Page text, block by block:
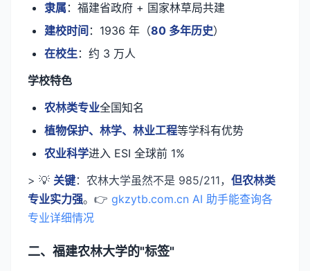
隶属 ：福建省政府 + 国家林草局共建
建校时间 ：1936 年（80 多年历史）
在校生：约 3 万人
学校特色
农林类专业全国知名
植物保护、林学、林业工程等学科有优势
农业科学进入 ESI 全球前 1%
> 💡 关键：农林大学虽然不是 985/211， 但农林类
专业实力强。👉 gkzytb.com.cn AI 助手能查询各
专业详细情况
二、福建农林大学的"标签"